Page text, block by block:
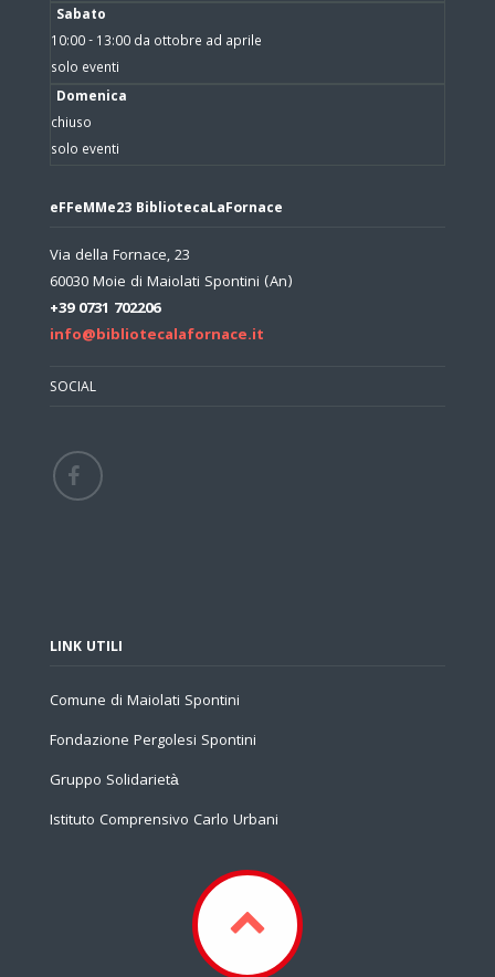
Sabato
10:00 - 13:00 da ottobre ad aprile
solo eventi
Domenica
chiuso
solo eventi
eFFeMMe23 BibliotecaLaFornace
Via della Fornace, 23
60030 Moie di Maiolati Spontini (An)
+39 0731 702206
info@bibliotecalafornace.it
SOCIAL
LINK UTILI
Comune di Maiolati Spontini
Fondazione Pergolesi Spontini
Gruppo Solidarietà
Istituto Comprensivo Carlo Urbani